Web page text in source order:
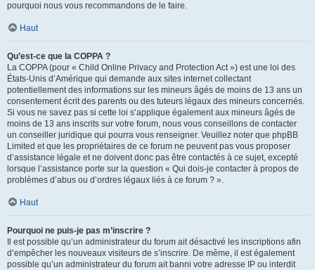
pourquoi nous vous recommandons de le faire.
Haut
Qu’est-ce que la COPPA ?
La COPPA (pour « Child Online Privacy and Protection Act ») est une loi des
États-Unis d’Amérique qui demande aux sites internet collectant
potentiellement des informations sur les mineurs âgés de moins de 13 ans un
consentement écrit des parents ou des tuteurs légaux des mineurs concernés.
Si vous ne savez pas si cette loi s’applique également aux mineurs âgés de
moins de 13 ans inscrits sur votre forum, nous vous conseillons de contacter
un conseiller juridique qui pourra vous renseigner. Veuillez noter que phpBB
Limited et que les propriétaires de ce forum ne peuvent pas vous proposer
d’assistance légale et ne doivent donc pas être contactés à ce sujet, excepté
lorsque l’assistance porte sur la question « Qui dois-je contacter à propos de
problèmes d’abus ou d’ordres légaux liés à ce forum ? ».
Haut
Pourquoi ne puis-je pas m’inscrire ?
Il est possible qu’un administrateur du forum ait désactivé les inscriptions afin
d’empêcher les nouveaux visiteurs de s’inscrire. De même, il est également
possible qu’un administrateur du forum ait banni votre adresse IP ou interdit